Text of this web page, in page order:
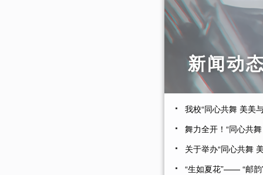
新闻动
我校“同心共舞 美美
舞力全开！“同心共
关于举办“同心共舞
“生如夏花”—— “邮